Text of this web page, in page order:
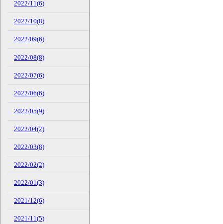
2022/11(6)
2022/10(8)
2022/09(6)
2022/08(8)
2022/07(6)
2022/06(6)
2022/05(9)
2022/04(2)
2022/03(8)
2022/02(2)
2022/01(3)
2021/12(6)
2021/11(5)